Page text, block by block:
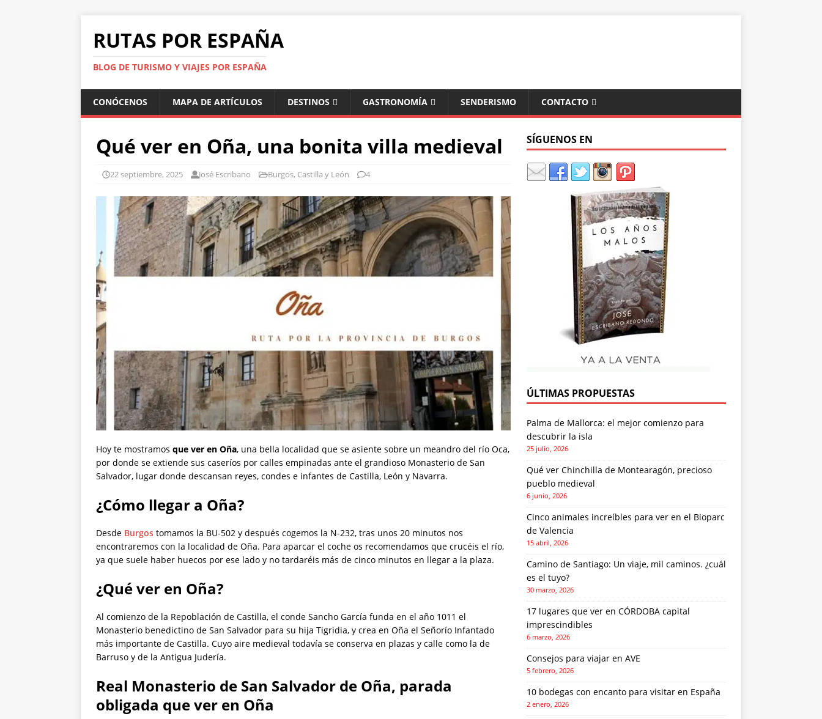
RUTAS POR ESPAÑA
BLOG DE TURISMO Y VIAJES POR ESPAÑA
CONÓCENOS MAPA DE ARTÍCULOS DESTINOS GASTRONOMÍA SENDERISMO CONTACTO
Qué ver en Oña, una bonita villa medieval
22 septiembre, 2025 José Escribano Burgos, Castilla y León 4
Hoy te mostramos que ver en Oña, una bella localidad que se asiente sobre un meandro del río Oca,
por donde se extiende sus caseríos por calles empinadas ante el grandioso Monasterio de San
Salvador, lugar donde descansan reyes, condes e infantes de Castilla, León y Navarra.
¿Cómo llegar a Oña?
Desde Burgos tomamos la BU-502 y después cogemos la N-232, tras unos 20 minutos nos
encontraremos con la localidad de Oña. Para aparcar el coche os recomendamos que crucéis el río,
ya que suele haber huecos por ese lado y no tardaréis más de cinco minutos en llegar a la plaza.
¿Qué ver en Oña?
Al comienzo de la Repoblación de Castilla, el conde Sancho García funda en el año 1011 el
Monasterio benedictino de San Salvador para su hija Tigridia, y crea en Oña el Señorío Infantado
más importante de Castilla. Cuyo aire medieval todavía se conserva en plazas y calle como la de
Barruso y de la Antigua Judería.
Real Monasterio de San Salvador de Oña, parada
obligada que ver en Oña
SÍGUENOS EN
ÚLTIMAS PROPUESTAS
Palma de Mallorca: el mejor comienzo para
descubrir la isla
25 julio, 2026
Qué ver Chinchilla de Montearagón, precioso
pueblo medieval
6 junio, 2026
Cinco animales increíbles para ver en el Bioparc
de Valencia
15 abril, 2026
Camino de Santiago: Un viaje, mil caminos. ¿cuál
es el tuyo?
30 marzo, 2026
17 lugares que ver en CÓRDOBA capital
imprescindibles
6 marzo, 2026
Consejos para viajar en AVE
5 febrero, 2026
10 bodegas con encanto para visitar en España
2 enero, 2026